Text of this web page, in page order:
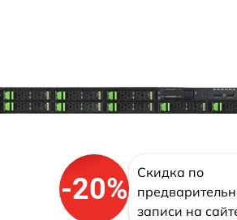
-20%
Скидка по
записи на